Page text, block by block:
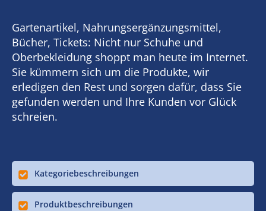
Gartenartikel, Nahrungsergänzungsmittel,
Bücher, Tickets: Nicht nur Schuhe und
Oberbekleidung shoppt man heute im Internet.
Sie kümmern sich um die Produkte, wir
erledigen den Rest und sorgen dafür, dass Sie
gefunden werden und Ihre Kunden vor Glück
schreien.
Kategoriebeschreibungen
Produktbeschreibungen